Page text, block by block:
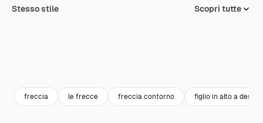
Stesso stile Scopri tutte
freccia le frecce freccia contorno figlio in alto a destra